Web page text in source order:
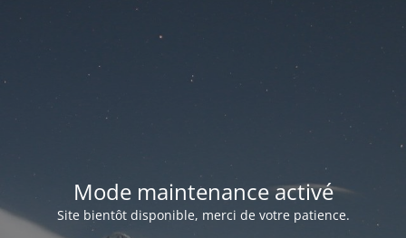
Mode maintenance activé
Site bientôt disponible, merci de votre patience.